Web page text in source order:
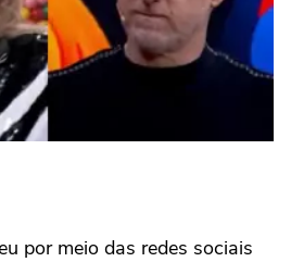
por meio das redes sociais